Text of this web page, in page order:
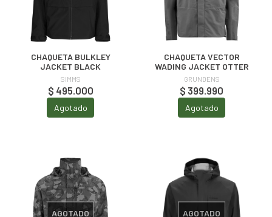
CHAQUETA BULKLEY
JACKET BLACK
SIMMS
$ 495.000
Agotado
CHAQUETA VECTOR
WADING JACKET OTTER
GRUNDENS
$ 399.990
Agotado
AGOTADO AGOTADO